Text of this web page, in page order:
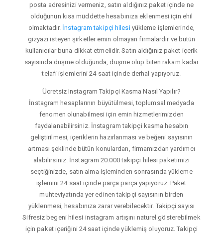
posta adresinizi vermeniz, satın aldığınız paket içinde ne
olduğunun kısa müddette hesabınıza eklenmesi için ehil
olmaktadır. İnstagram takipçi hilesiyükleme işlemlerinde,
gizyazı isteyen şirketler emin olmayan firmalardır ve bütün
kullanıcılar buna dikkat etmelidir. Satın aldığınız paket içerik
sayısında düşme olduğunda, düşme olup biten rakam kadar
telafi işlemlerini 24 saat içinde derhal yapıyoruz.
Ücretsiz Instagram Takipçi Kasma Nasıl Yapılır?
İnstagram hesaplarının büyütülmesi, toplumsal medyada
fenomen olunabilmesi için emin hizmetlerimizden
faydalanabilirsiniz. İnstagram takipçi kasma hesabın
geliştirilmesi, içeriklerin hazırlanması ve beğeni sayısının
artması şeklinde bütün konulardan, firmamızdan yardımcı
alabilirsiniz. İnstagram 20.000 takipçi hilesi paketimizi
seçtiğinizde, satın alma işleminden sonrasında yükleme
işlemini 24 saat içinde parça parça yapıyoruz. Paket
muhteviyatında yer edinen takipçi sayısının birden
yüklenmesi, hesabınıza zarar verebilecektir. Takipçi sayısı
Sifresiz begeni hilesi instagram artışını naturel gösterebilmek
için paket içeriğini 24 saat içinde yüklemiş oluyoruz. Takipçi